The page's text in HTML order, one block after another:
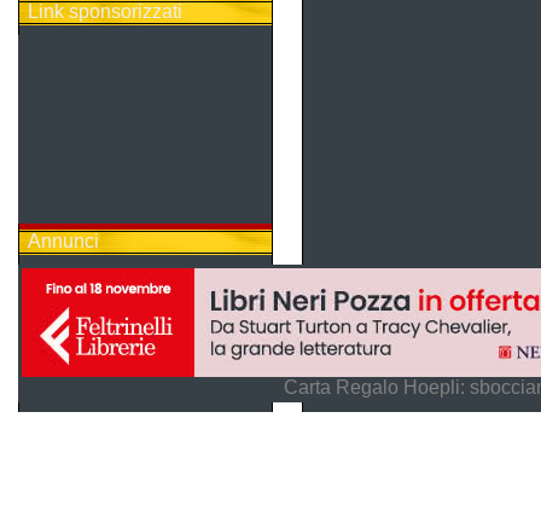
Link sponsorizzati
Annunci
Carta Regalo Hoepli: